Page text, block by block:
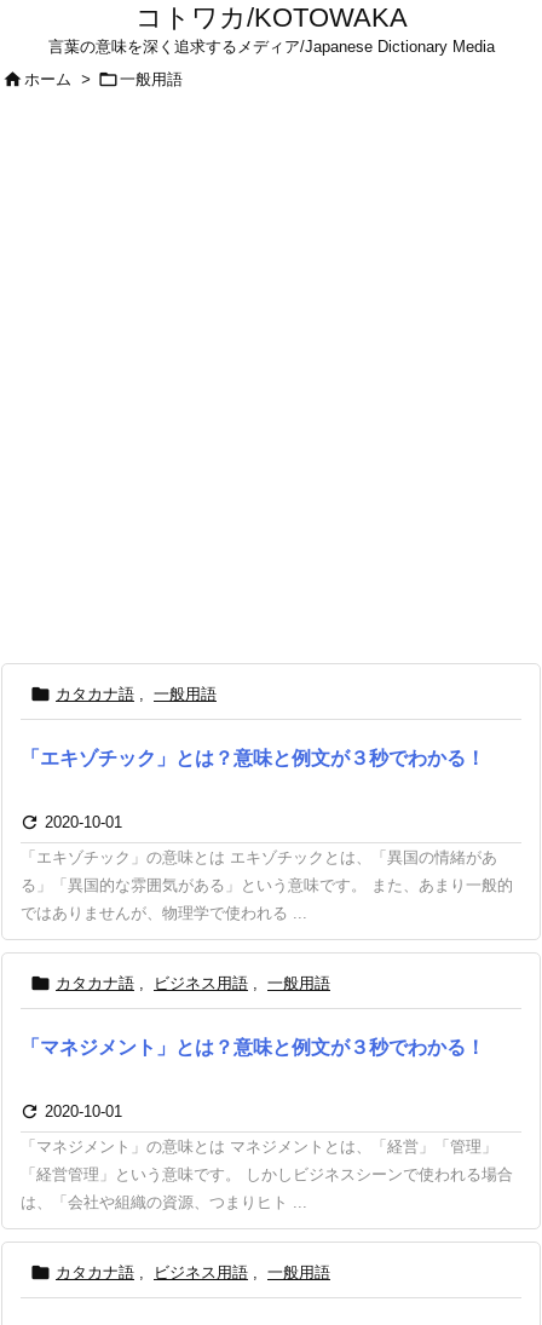
コトワカ/KOTOWAKA
言葉の意味を深く追求するメディア/Japanese Dictionary Media
ホーム > 一般用語
 カタカナ語 , 一般用語
「エキゾチック」とは？意味と例文が３秒でわかる！
 2020-10-01
「エキゾチック」の意味とは エキゾチックとは、「異国の情緒があ
る」「異国的な雰囲気がある」という意味です。 また、あまり一般的
ではありませんが、物理学で使われる ...
 カタカナ語 , ビジネス用語 , 一般用語
「マネジメント」とは？意味と例文が３秒でわかる！
 2020-10-01
「マネジメント」の意味とは マネジメントとは、「経営」「管理」
「経営管理」という意味です。 しかしビジネスシーンで使われる場合
は、「会社や組織の資源、つまりヒト ...
 カタカナ語 , ビジネス用語 , 一般用語